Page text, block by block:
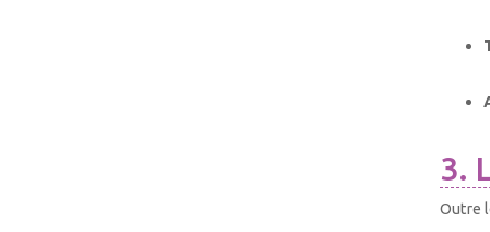
3.
Outre